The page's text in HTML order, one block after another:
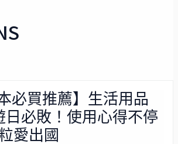
必買推薦】生活用品
日必敗！使用心得不停
愛出國